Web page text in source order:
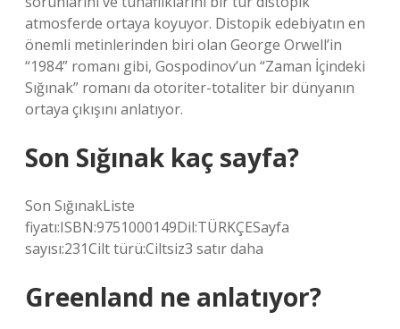
atmosferde ortaya koyuyor. Distopik edebiyatın en
önemli metinlerinden biri olan George Orwell’in
“1984” romanı gibi, Gospodinov’un “Zaman İçindeki
Sığınak” romanı da otoriter-totaliter bir dünyanın
ortaya çıkışını anlatıyor.
Son Sığınak kaç sayfa?
Son SığınakListe
fiyatı:ISBN:9751000149Dil:TÜRKÇESayfa
sayısı:231Cilt türü:Ciltsiz3 satır daha
Greenland ne anlatıyor?